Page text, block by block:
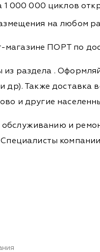
1 000 000 циклов
на любом
ПОРТ по
из раздела .
др). Также
и другие
и
Специалисты